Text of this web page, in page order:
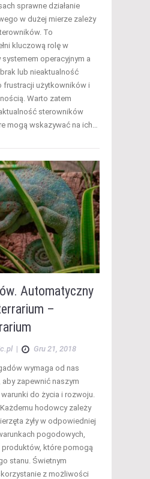
sprawne działanie
w dużej mierze zależy
To
kluczową rolę w
operacyjnym a
lub nieaktualność
frustracji użytkowników i
Warto zatem
sterowników
mogą wskazywać na ich…
Automatyczny
–
| Gru 21, 2018
wymaga od nas
zapewnić naszym
do życia i rozwoju.
hodowcy zależy
żyły w odpowiedniej
pogodowych,
które pomogą
stanu. Świetnym
z możliwości